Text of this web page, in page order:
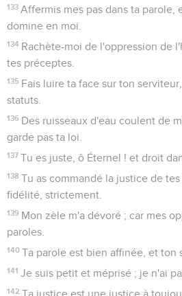
133 Affermis mes pas dans ta
domine en moi.
134 Rachète-moi de l'oppression de
tes préceptes.
135 Fais luire ta face sur ton
statuts.
136 Des ruisseaux d'eau coulent de
garde pas ta loi.
137 Tu es juste, ô Éternel ! et droit
138 Tu as commandé la justice de
fidélité, strictement.
139 Mon zèle m'a dévoré ; car mes
paroles.
140 Ta parole est bien affinée, et ton
141 Je suis petit et méprisé ; je n'ai
142 Ta justice est une justice à